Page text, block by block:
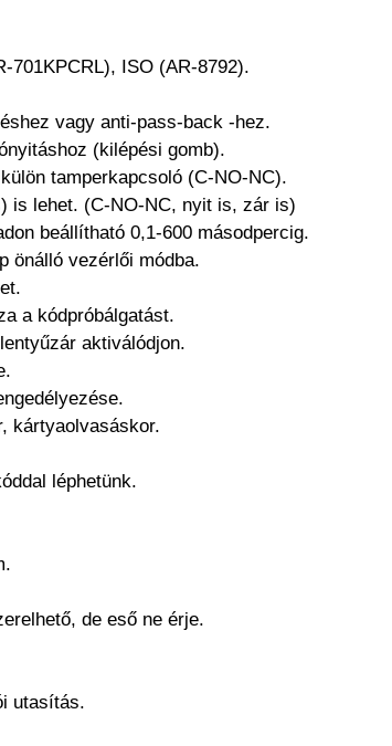
ISO (AR-8792).
vagy anti-pass-back -hez.
(kilépési gomb).
tamperkapcsoló (C-NO-NC).
is lehet. (C-NO-NC, nyit is, zár is)
beállítható 0,1-600 másodpercig.
önálló vezérlői módba.
a kódpróbálgatást.
aktiválódjon.
kártyaolvasáskor.
léphetünk.
de eső ne érje.
utasítás.